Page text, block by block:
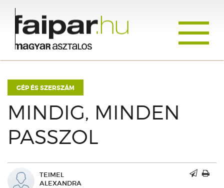
GÉP ÉS SZERSZÁM
MINDIG, MINDEN
PASSZOL
TEIMEL
ALEXANDRA